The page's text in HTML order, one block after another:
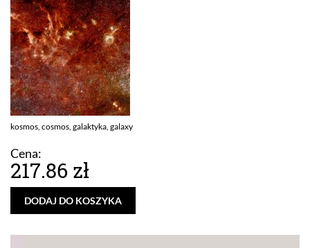
kosmos, cosmos, galaktyka, galaxy
Cena:
217.86 zł
DODAJ DO KOSZYKA